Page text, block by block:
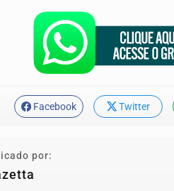
Facebook Twitter
por: